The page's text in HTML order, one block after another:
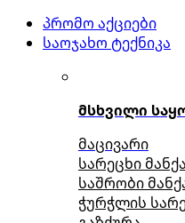
პრომო აქციები
საოჯახო ტექნიკა
მსხვილი
მაცივარი
სარეცხი
საშრობი
ჭურჭლის